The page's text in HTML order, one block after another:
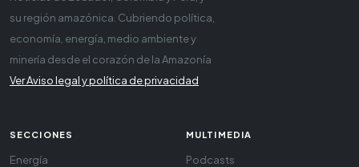
su región amazónica. Cubriendo política,
economía, energía, medio ambiente y
minería desde el corazón de la Amazonía
Ver Aviso legal y política de privacidad
SECCIONES
Energía
MULTIMEDIA
Podcasts